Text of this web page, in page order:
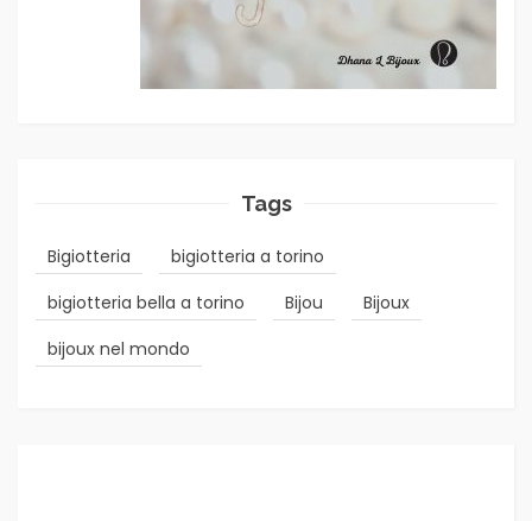
Tags
Bigiotteria
bigiotteria a torino
bigiotteria bella a torino
Bijou
Bijoux
bijoux nel mondo